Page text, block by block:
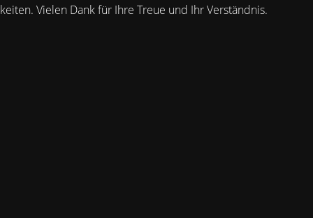
Vielen Dank für Ihre Treue und Ihr Verständnis.